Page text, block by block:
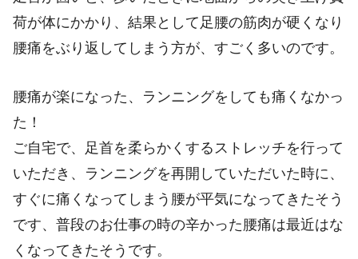
荷が体にかかり、結果として足腰の筋肉が硬くなり
腰痛をぶり返してしまう方が、すごく多いのです。
腰痛が楽になった、ランニングをしても痛くなかっ
た！
ご自宅で、足首を柔らかくするストレッチを行って
いただき、ランニングを再開していただいた時に、
すぐに痛くなってしまう腰が平気になってきたそう
です、普段のお仕事の時の辛かった腰痛は最近はな
くなってきたそうです。